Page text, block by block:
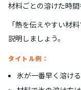
材料ごとの溶けた時間
「熱を伝えやすい材
説明しましょう。
タイトル例：
氷が一番早く溶け